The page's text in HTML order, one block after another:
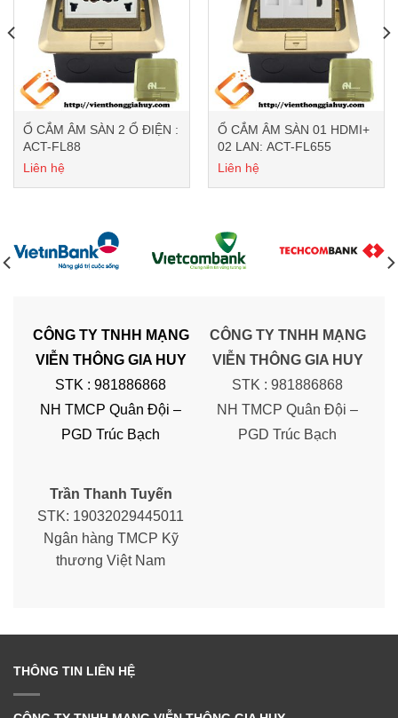
Ổ CẮM ÂM SÀN 2 Ổ ĐIỆN :
ACT-FL88
Liên hệ
Ổ CẮM ÂM SÀN 01 HDMI+
02 LAN: ACT-FL655
Liên hệ
CÔNG TY TNHH MẠNG
VIỄN THÔNG GIA HUY
STK : 981886868
NH TMCP Quân Đội –
PGD Trúc Bạch
CÔNG TY TNHH MẠNG
VIỄN THÔNG GIA HUY
STK : 981886868
NH TMCP Quân Đội –
PGD Trúc Bạch
Trần Thanh Tuyến
STK: 19032029445011
Ngân hàng TMCP Kỹ
thương Việt Nam
THÔNG TIN LIÊN HỆ